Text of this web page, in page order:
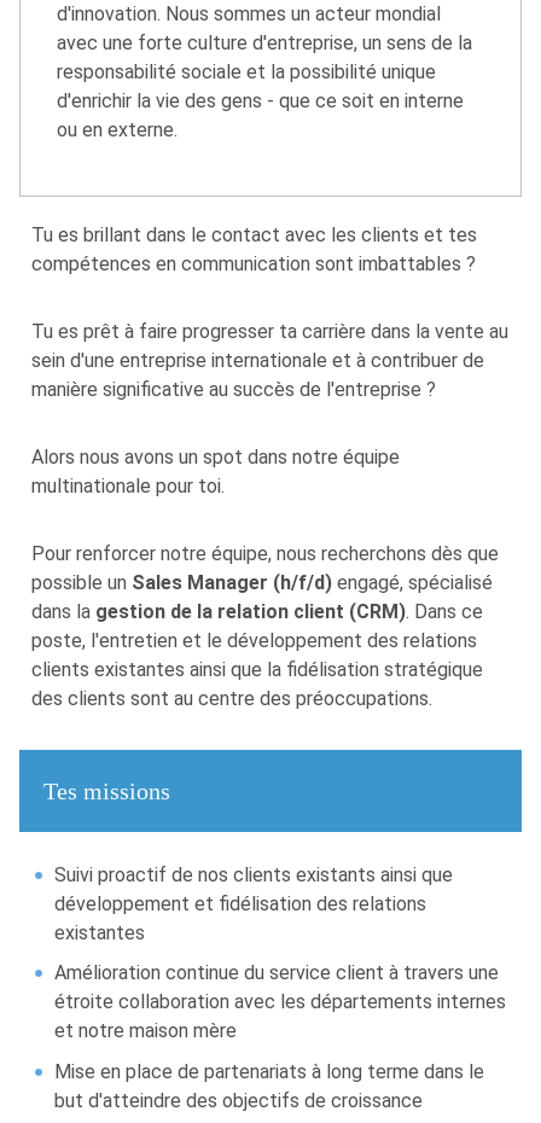
d'innovation. Nous sommes un acteur mondial
avec une forte culture d'entreprise, un sens de la
responsabilité sociale et la possibilité unique
d'enrichir la vie des gens - que ce soit en interne
ou en externe.
Tu es brillant dans le contact avec les clients et tes
compétences en communication sont imbattables ?
Tu es prêt à faire progresser ta carrière dans la vente au
sein d'une entreprise internationale et à contribuer de
manière significative au succès de l'entreprise ?
Alors nous avons un spot dans notre équipe
multinationale pour toi.
Pour renforcer notre équipe, nous recherchons dès que
possible un Sales Manager (h/f/d) engagé, spécialisé
dans la gestion de la relation client (CRM). Dans ce
poste, l'entretien et le développement des relations
clients existantes ainsi que la fidélisation stratégique
des clients sont au centre des préoccupations.
Tes missions
Suivi proactif de nos clients existants ainsi que
développement et fidélisation des relations
existantes
Amélioration continue du service client à travers une
étroite collaboration avec les départements internes
et notre maison mère
Mise en place de partenariats à long terme dans le
but d'atteindre des objectifs de croissance